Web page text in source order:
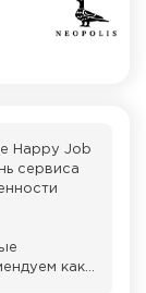
Happy Job
сервиса
как